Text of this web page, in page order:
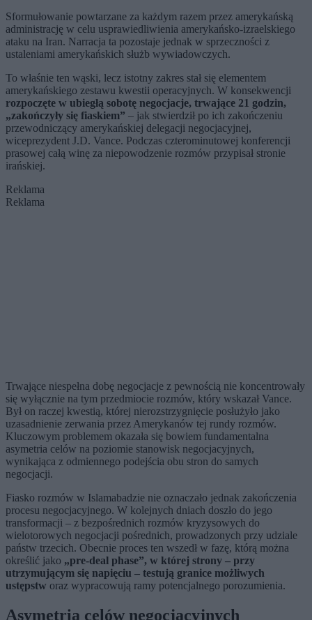
Sformułowanie powtarzane za każdym razem przez amerykańską
administrację w celu usprawiedliwienia amerykańsko-izraelskiego
ataku na Iran. Narracja ta pozostaje jednak w sprzeczności z
ustaleniami amerykańskich służb wywiadowczych.
To właśnie ten wąski, lecz istotny zakres stał się elementem
amerykańskiego zestawu kwestii operacyjnych. W konsekwencji
rozpoczęte w ubiegłą sobotę negocjacje, trwające 21 godzin,
„zakończyły się fiaskiem” – jak stwierdził po ich zakończeniu
przewodniczący amerykańskiej delegacji negocjacyjnej,
wiceprezydent J.D. Vance. Podczas czterominutowej konferencji
prasowej całą winę za niepowodzenie rozmów przypisał stronie
irańskiej.
Reklama
Reklama
Trwające niespełna dobę negocjacje z pewnością nie koncentrowały
się wyłącznie na tym przedmiocie rozmów, który wskazał Vance.
Był on raczej kwestią, której nierozstrzygnięcie posłużyło jako
uzasadnienie zerwania przez Amerykanów tej rundy rozmów.
Kluczowym problemem okazała się bowiem fundamentalna
asymetria celów na poziomie stanowisk negocjacyjnych,
wynikająca z odmiennego podejścia obu stron do samych
negocjacji.
Fiasko rozmów w Islamabadzie nie oznaczało jednak zakończenia
procesu negocjacyjnego. W kolejnych dniach doszło do jego
transformacji – z bezpośrednich rozmów kryzysowych do
wielotorowych negocjacji pośrednich, prowadzonych przy udziale
państw trzecich. Obecnie proces ten wszedł w fazę, którą można
określić jako „pre-deal phase”, w której strony – przy
utrzymującym się napięciu – testują granice możliwych
ustępstw oraz wypracowują ramy potencjalnego porozumienia.
Asymetria celów negocjacyjnych